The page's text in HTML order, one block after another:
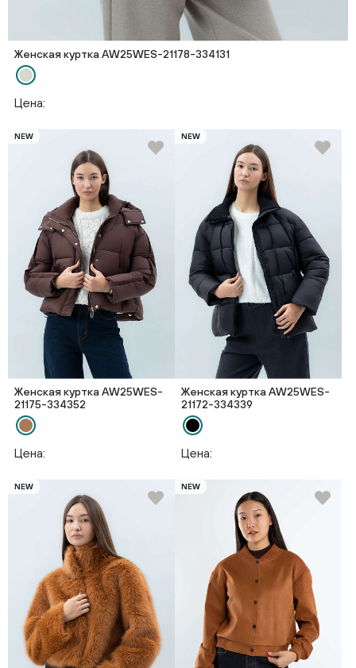
Женская куртка AW25WES-21178-334131
Цена:
NEW
Женская куртка AW25WES-
21175-334352
Цена:
NEW
Женская куртка AW25WES-
21172-334339
Цена:
NEW NEW